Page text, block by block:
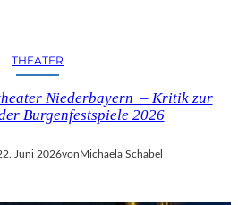
THEATER
Niederbayern – Kritik zur
Burgenfestspiele 2026
Juni 2026vonMichaela Schabel